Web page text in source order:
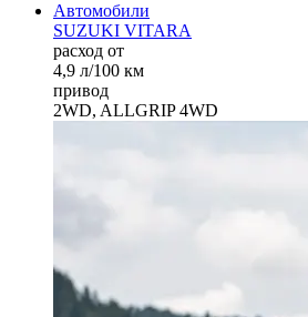
Автомобили
SUZUKI VITARA
расход от
4,9 л/100 км
привод
2WD, ALLGRIP 4WD